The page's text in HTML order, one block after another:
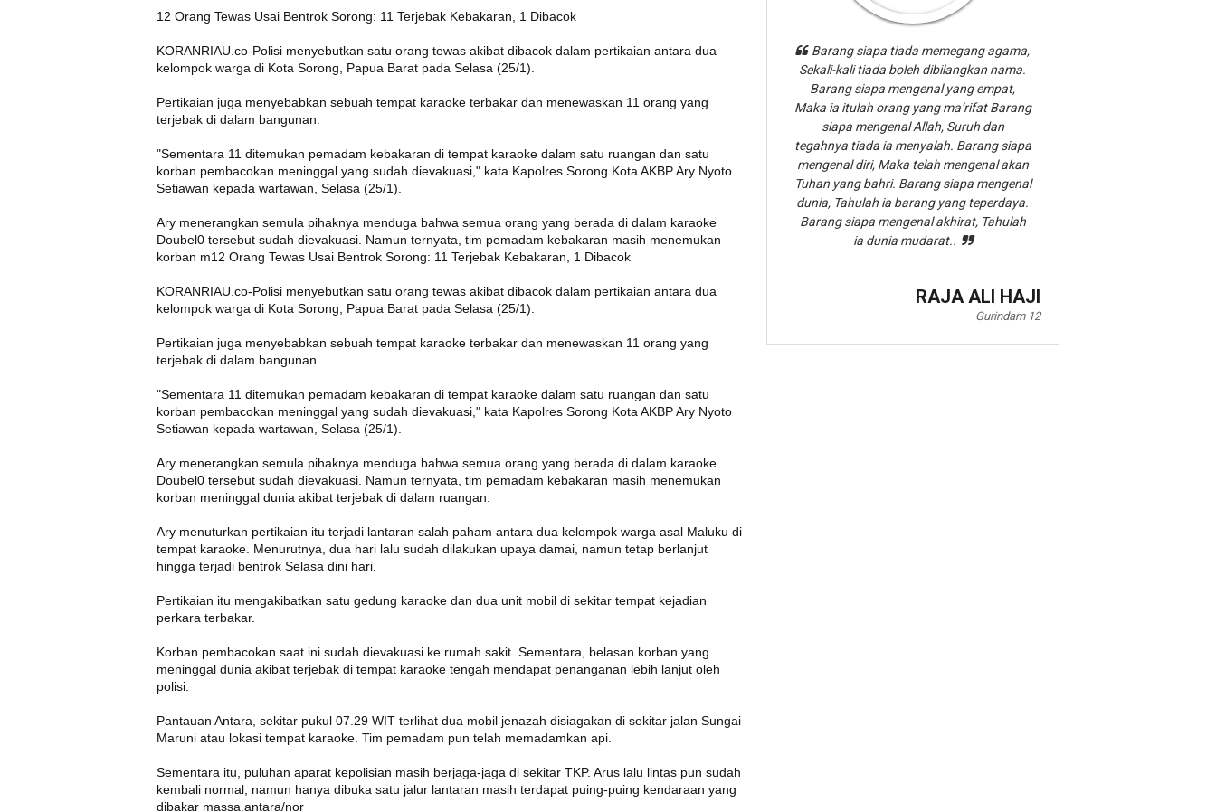
12 Orang Tewas Usai Bentrok Sorong: 11 Terjebak Kebakaran, 1 Dibacok
KORANRIAU.co-Polisi menyebutkan satu orang tewas akibat dibacok dalam pertikaian antara dua
kelompok warga di Kota Sorong, Papua Barat pada Selasa (25/1).
Pertikaian juga menyebabkan sebuah tempat karaoke terbakar dan menewaskan 11 orang yang
terjebak di dalam bangunan.
"Sementara 11 ditemukan pemadam kebakaran di tempat karaoke dalam satu ruangan dan satu
korban pembacokan meninggal yang sudah dievakuasi," kata Kapolres Sorong Kota AKBP Ary Nyoto
Setiawan kepada wartawan, Selasa (25/1).
Ary menerangkan semula pihaknya menduga bahwa semua orang yang berada di dalam karaoke
Doubel0 tersebut sudah dievakuasi. Namun ternyata, tim pemadam kebakaran masih menemukan
korban m12 Orang Tewas Usai Bentrok Sorong: 11 Terjebak Kebakaran, 1 Dibacok
KORANRIAU.co-Polisi menyebutkan satu orang tewas akibat dibacok dalam pertikaian antara dua
kelompok warga di Kota Sorong, Papua Barat pada Selasa (25/1).
Pertikaian juga menyebabkan sebuah tempat karaoke terbakar dan menewaskan 11 orang yang
terjebak di dalam bangunan.
"Sementara 11 ditemukan pemadam kebakaran di tempat karaoke dalam satu ruangan dan satu
korban pembacokan meninggal yang sudah dievakuasi," kata Kapolres Sorong Kota AKBP Ary Nyoto
Setiawan kepada wartawan, Selasa (25/1).
Ary menerangkan semula pihaknya menduga bahwa semua orang yang berada di dalam karaoke
Doubel0 tersebut sudah dievakuasi. Namun ternyata, tim pemadam kebakaran masih menemukan
korban meninggal dunia akibat terjebak di dalam ruangan.
Ary menuturkan pertikaian itu terjadi lantaran salah paham antara dua kelompok warga asal Maluku di
tempat karaoke. Menurutnya, dua hari lalu sudah dilakukan upaya damai, namun tetap berlanjut
hingga terjadi bentrok Selasa dini hari.
Pertikaian itu mengakibatkan satu gedung karaoke dan dua unit mobil di sekitar tempat kejadian
perkara terbakar.
Korban pembacokan saat ini sudah dievakuasi ke rumah sakit. Sementara, belasan korban yang
meninggal dunia akibat terjebak di tempat karaoke tengah mendapat penanganan lebih lanjut oleh
polisi.
Pantauan Antara, sekitar pukul 07.29 WIT terlihat dua mobil jenazah disiagakan di sekitar jalan Sungai
Maruni atau lokasi tempat karaoke. Tim pemadam pun telah memadamkan api.
Sementara itu, puluhan aparat kepolisian masih berjaga-jaga di sekitar TKP. Arus lalu lintas pun sudah
kembali normal, namun hanya dibuka satu jalur lantaran masih terdapat puing-puing kendaraan yang
dibakar massa.antara/nor
Barang siapa tiada memegang agama,
Sekali-kali tiada boleh dibilangkan nama.
Barang siapa mengenal yang empat,
Maka ia itulah orang yang ma’rifat Barang
siapa mengenal Allah, Suruh dan
tegahnya tiada ia menyalah. Barang siapa
mengenal diri, Maka telah mengenal akan
Tuhan yang bahri. Barang siapa mengenal
dunia, Tahulah ia barang yang teperdaya.
Barang siapa mengenal akhirat, Tahulah
ia dunia mudarat..
RAJA ALI HAJI
Gurindam 12